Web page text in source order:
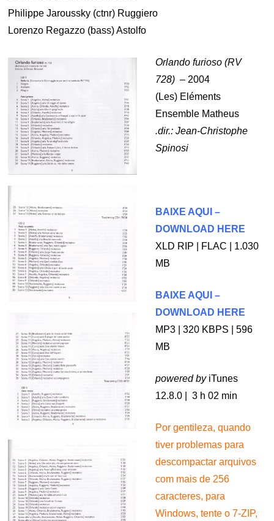
Philippe Jaroussky (ctnr) Ruggiero
Lorenzo Regazzo (bass) Astolfo
Orlando furioso (RV
728) – 2004
(Les) Eléments
Ensemble Matheus
.dir.: Jean-Christophe
Spinosi
BAIXE AQUI –
DOWNLOAD HERE
XLD RIP | FLAC | 1.030
MB
BAIXE AQUI –
DOWNLOAD HERE
MP3 | 320 KBPS | 596
MB
powered byiTunes
12.8.0 | 3 h 02 min
Por gentileza, quando
tiver problemas para
descompactar arquivos
com mais de 256
caracteres, para
Windows, tente o 7-ZIP,